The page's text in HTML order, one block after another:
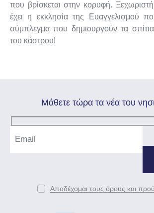
που βρίσκεται στην κορυφή.
έχει η εκκλησία της Ευαγγελισμού
σύμπλεγμα που δημιουργούν τα σπίτια
του κάστρου!
Mάθετε τώρα τα νέα του
Αποδέχομαι τους όρους και